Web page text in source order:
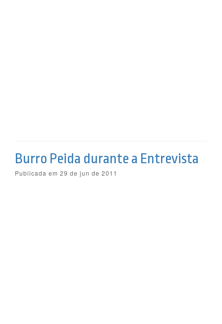
Burro Peida durante a Entrevista
Publicada em 29 de jun de 2011